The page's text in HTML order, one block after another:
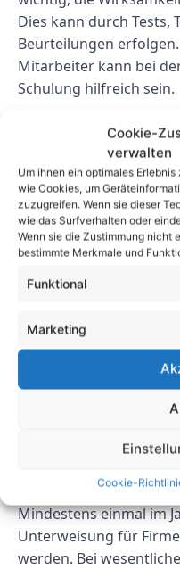
Cookie-
verwalten
Um ihnen ein optimales
wie Cookies, um
zuzugreifen. Wenn sie dieser
wie das Surfverhalten oder
Wenn sie die Zustimmung nicht
bestimmte Merkmale und
Funktional
Marketing
Cookie-
Dies kann durch Tests,
Beurteilungen
Mitarbeiter kann bei
Schulung hilfreich sein.
Abschluss
Um die Sicherheit von
Firmenfahrzeugen zu
Durchführung einer
Firmenfahrzeuge
der in diesem Leitfaden
können Arbeitgeber
verringern.
1. Wie oft
werden?
Mindestens einmal im
Unterweisung für
werden. Bei